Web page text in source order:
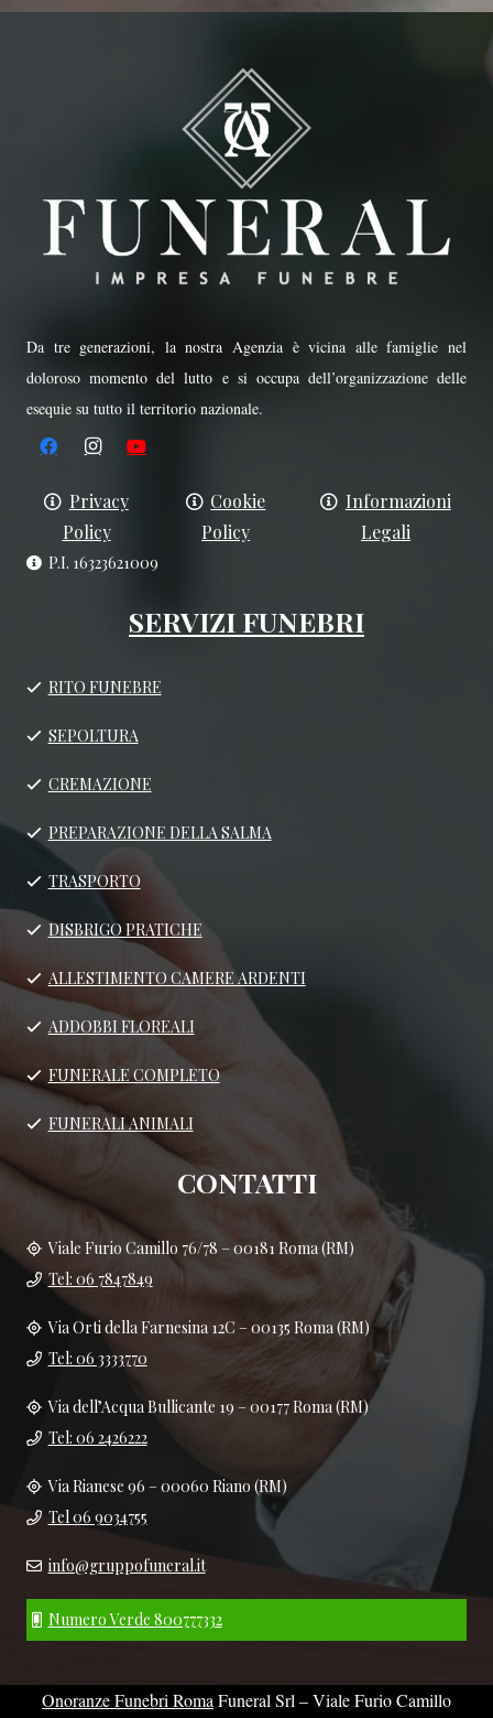
Da tre generazioni, la nostra Agenzia è vicina alle famiglie nel
doloroso momento del lutto e si occupa dell’organizzazione delle
esequie su tutto il territorio nazionale.
Privacy
Policy
Cookie
Policy
Informazioni
Legali
P.I. 16323621009
SERVIZI FUNEBRI
RITO FUNEBRE
SEPOLTURA
CREMAZIONE
PREPARAZIONE DELLA SALMA
TRASPORTO
DISBRIGO PRATICHE
ALLESTIMENTO CAMERE ARDENTI
ADDOBBI FLOREALI
FUNERALE COMPLETO
FUNERALI ANIMALI
CONTATTI
Viale Furio Camillo 76/78 – 00181 Roma (RM)
Tel: 06 7847849
Via Orti della Farnesina 12C – 00135 Roma (RM)
Tel: 06 3333770
Via dell’Acqua Bullicante 19 – 00177 Roma (RM)
Tel: 06 2426222
Via Rianese 96 – 00060 Riano (RM)
Tel 06 9034755
info@gruppofuneral.it
Numero Verde 800777332
Onoranze Funebri RomaFuneral Srl – Viale Furio Camillo